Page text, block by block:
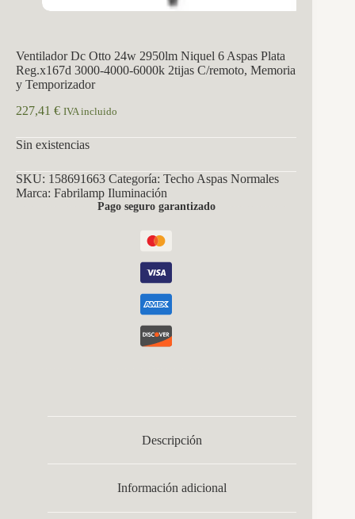
Ventilador Dc Otto 24w 2950lm Niquel 6 Aspas Plata
Reg.x167d 3000-4000-6000k 2tijas C/remoto, Memoria
y Temporizador
227,41 € IVA incluido
Sin existencias
SKU: 158691663 Categoría: Techo Aspas Normales
Marca: Fabrilamp Iluminación
Pago seguro garantizado
Descripción
Información adicional